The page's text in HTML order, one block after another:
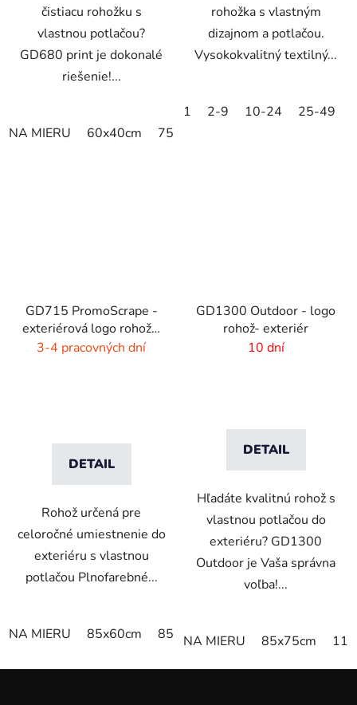
čistiacu rohožku s
vlastnou potlačou?
GD680 print je dokonalé
riešenie!...
NA MIERU 60x40cm 75x60cm
rohožka s vlastným
dizajnom a potlačou.
Vysokokvalitný textilný...
1 2-9 10-24 25-49
GD715 PromoScrape -
exteriérová logo rohož -
7 mm vlas
3-4 pracovných dní
DETAIL
Rohož určená pre
celoročné umiestnenie do
exteriéru s vlastnou
potlačou Plnofarebné...
NA MIERU 85x60cm 85x75cm 115x85cm
GD1300 Outdoor - logo
rohož- exteriér
10 dní
DETAIL
Hľadáte kvalitnú rohož s
vlastnou potlačou do
exteriéru? GD1300
Outdoor je Vaša správna
voľba!...
NA MIERU 85x75cm